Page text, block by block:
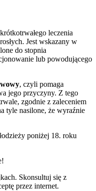
leczenia
Jest wskazany w
do stopnia
lub powodującego
, czyli pomaga
jego przyczyny. Z tego
zgodnie z zaleceniem
tyle nasilone, że wyraźnie
poniżej 18. roku
Skonsultuj się z
przez internet.